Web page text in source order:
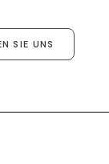
SIE UNS